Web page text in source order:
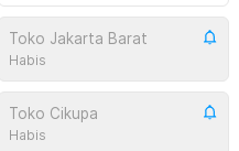
Toko Jakarta Barat
Habis
Toko Cikupa
Habis